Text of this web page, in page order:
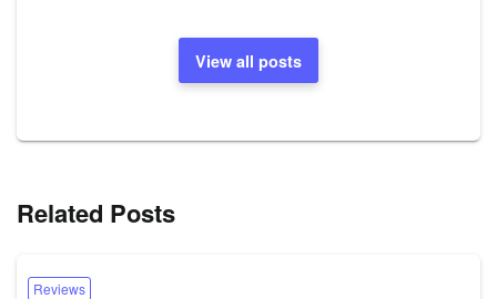
View all posts
Related Posts
Reviews